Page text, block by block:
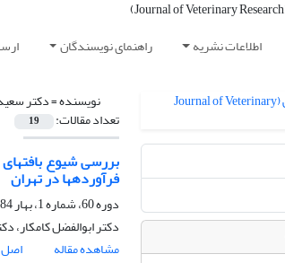
اطلاعات نشریه راهنمای نویسندگان
نویسنده =دکتر
تعداد مقالات: 19
بررسی شیوع
فرآوردهها در تهران
دوره 60، شماره 1، بهار 1384
دکتر ابوالفضل کامکار،
مشاهده مقاله
اصل